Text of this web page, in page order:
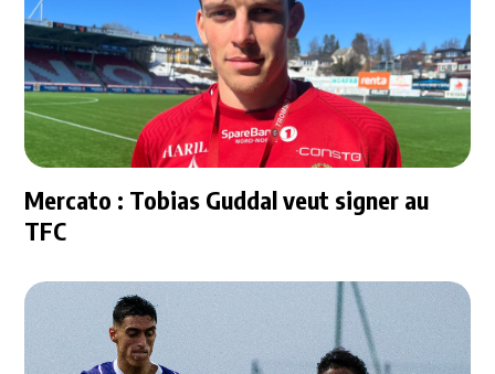
Mercato : Tobias Guddal veut signer au
TFC